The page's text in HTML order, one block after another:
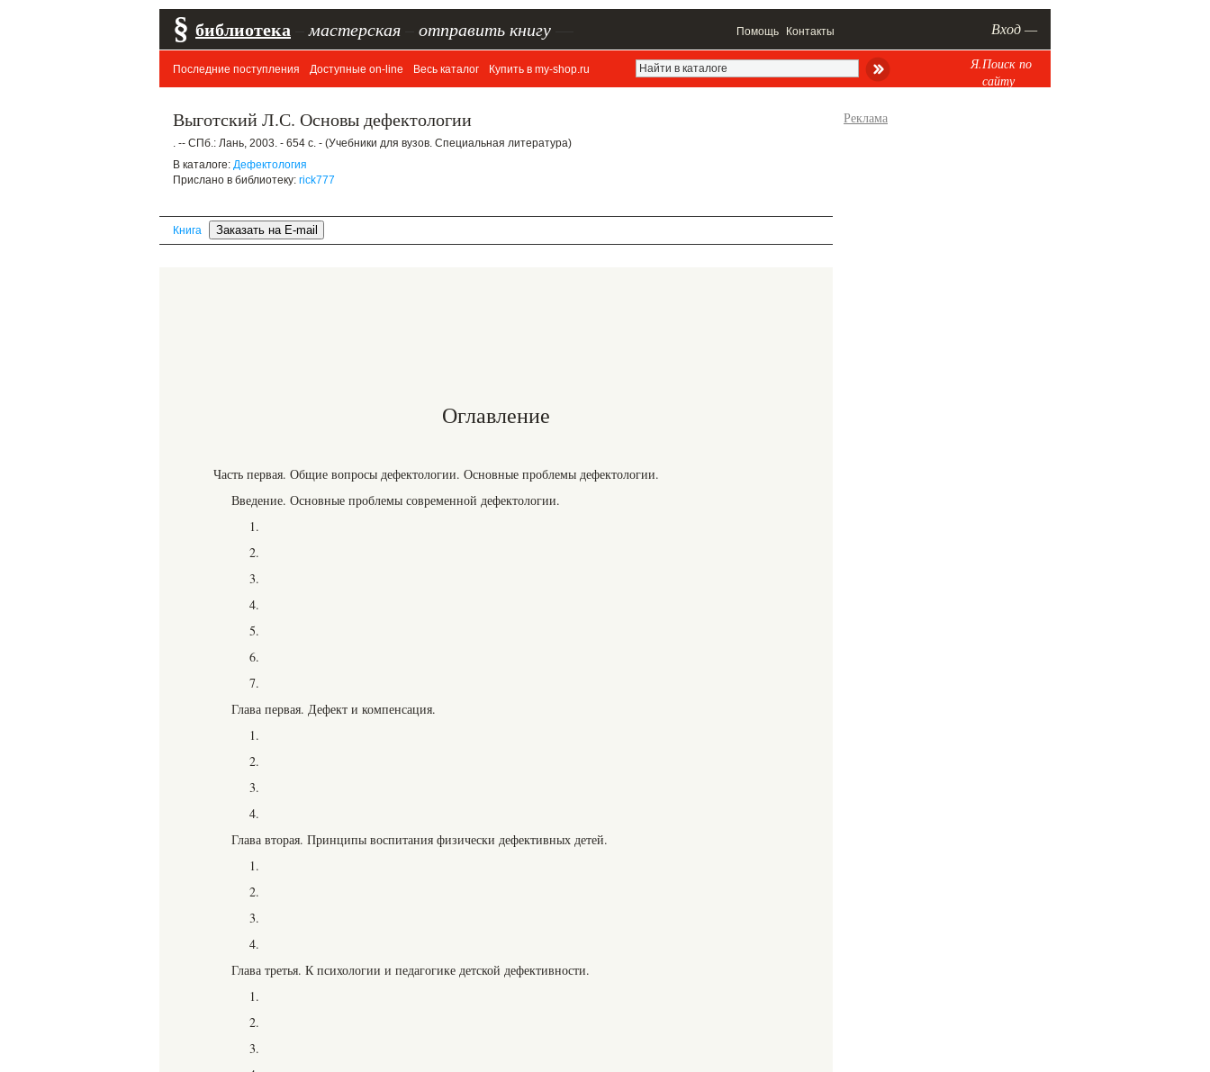
§ библиотека мастерская отправить книгу Помощь Контакты Вход —
Последние поступления Доступные on-line Весь каталог Купить в my-shop.ru
Я.Поиск по
сайту
Выготский Л.С. Основы дефектологии
. -- СПб.: Лань, 2003. - 654 с. - (Учебники для вузов. Специальная литература)
В каталоге: Дефектология
Прислано в библиотеку: rick777
Книга
Оглавление
Часть первая. Общие вопросы дефектологии. Основные проблемы дефектологии.
Введение. Основные проблемы современной дефектологии.
1.
2.
3.
4.
5.
6.
7.
Глава первая. Дефект и компенсация.
1.
2.
3.
4.
Глава вторая. Принципы воспитания физически дефективных детей.
1.
2.
3.
4.
Глава третья. К психологии и педагогике детской дефективности.
1.
2.
3.
Реклама